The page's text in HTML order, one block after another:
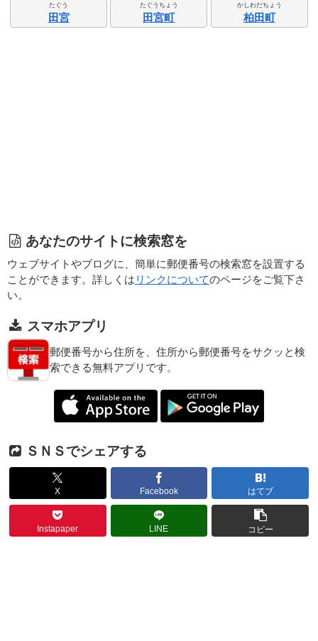
たぐう
田宮
たぐうちょう
田宮町
かしわだちょう
柏田町
あなたのサイトに検索窓を
ウェブサイトやブログに、簡単に郵便番号の検索窓を設置する
ことができます。詳しくは リンクについてのページをご覧下さ
い。
スマホアプリ
郵便番号から住所を、住所から郵便番号をサクッと検
索できる無料アプリです。
ＳＮＳでシェアする
X Facebook はてブ
Instapaper LINE コピー